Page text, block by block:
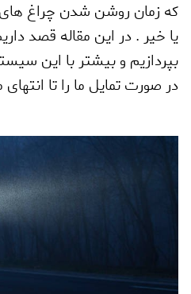
که زمان روشن شدن چراغ های
یا خیر . در این مقاله قصد
بپردازیم و بیشتر با این
در صورت تمایل ما را تا